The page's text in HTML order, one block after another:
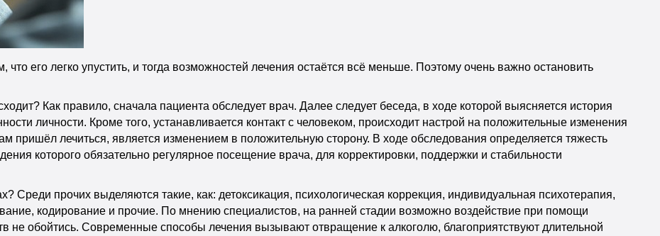
что его легко упустить, и тогда возможностей лечения остаётся всё меньше. Поэтому очень важно остановить
Как правило, сначала пациента обследует врач. Далее следует беседа, в ходе которой выясняется история
личности. Кроме того, устанавливается контакт с человеком, происходит настрой на положительные изменения
пришёл лечиться, является изменением в положительную сторону. В ходе обследования определяется тяжесть
которого обязательно регулярное посещение врача, для корректировки, поддержки и стабильности
Среди прочих выделяются такие, как: детоксикация, психологическая коррекция, индивидуальная психотерапия,
кодирование и прочие. По мнению специалистов, на ранней стадии возможно воздействие при помощи
не обойтись. Современные способы лечения вызывают отвращение к алкоголю, благоприятствуют длительной